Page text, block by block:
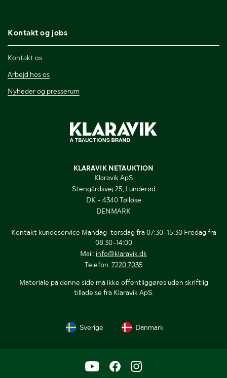
Kontakt og jobs
Kontakt os
Arbejd hos os
Nyheder og presserum
KLARAVIK NETAUKTION
Klaravik ApS
Stengårdsvej 25, Lunderød
DK - 4340 Tølløse
DENMARK
Kontakt kundeservice Mandag-torsdag fra 07:30-15:30 Fredag fra
08:30-14:00
Mail: info@klaravik.dk
Telefon: 7220 7035
Materiale på denne side må ikke offentliggøres uden skriftlig
tilladelse fra Klaravik ApS.
Sverige Danmark